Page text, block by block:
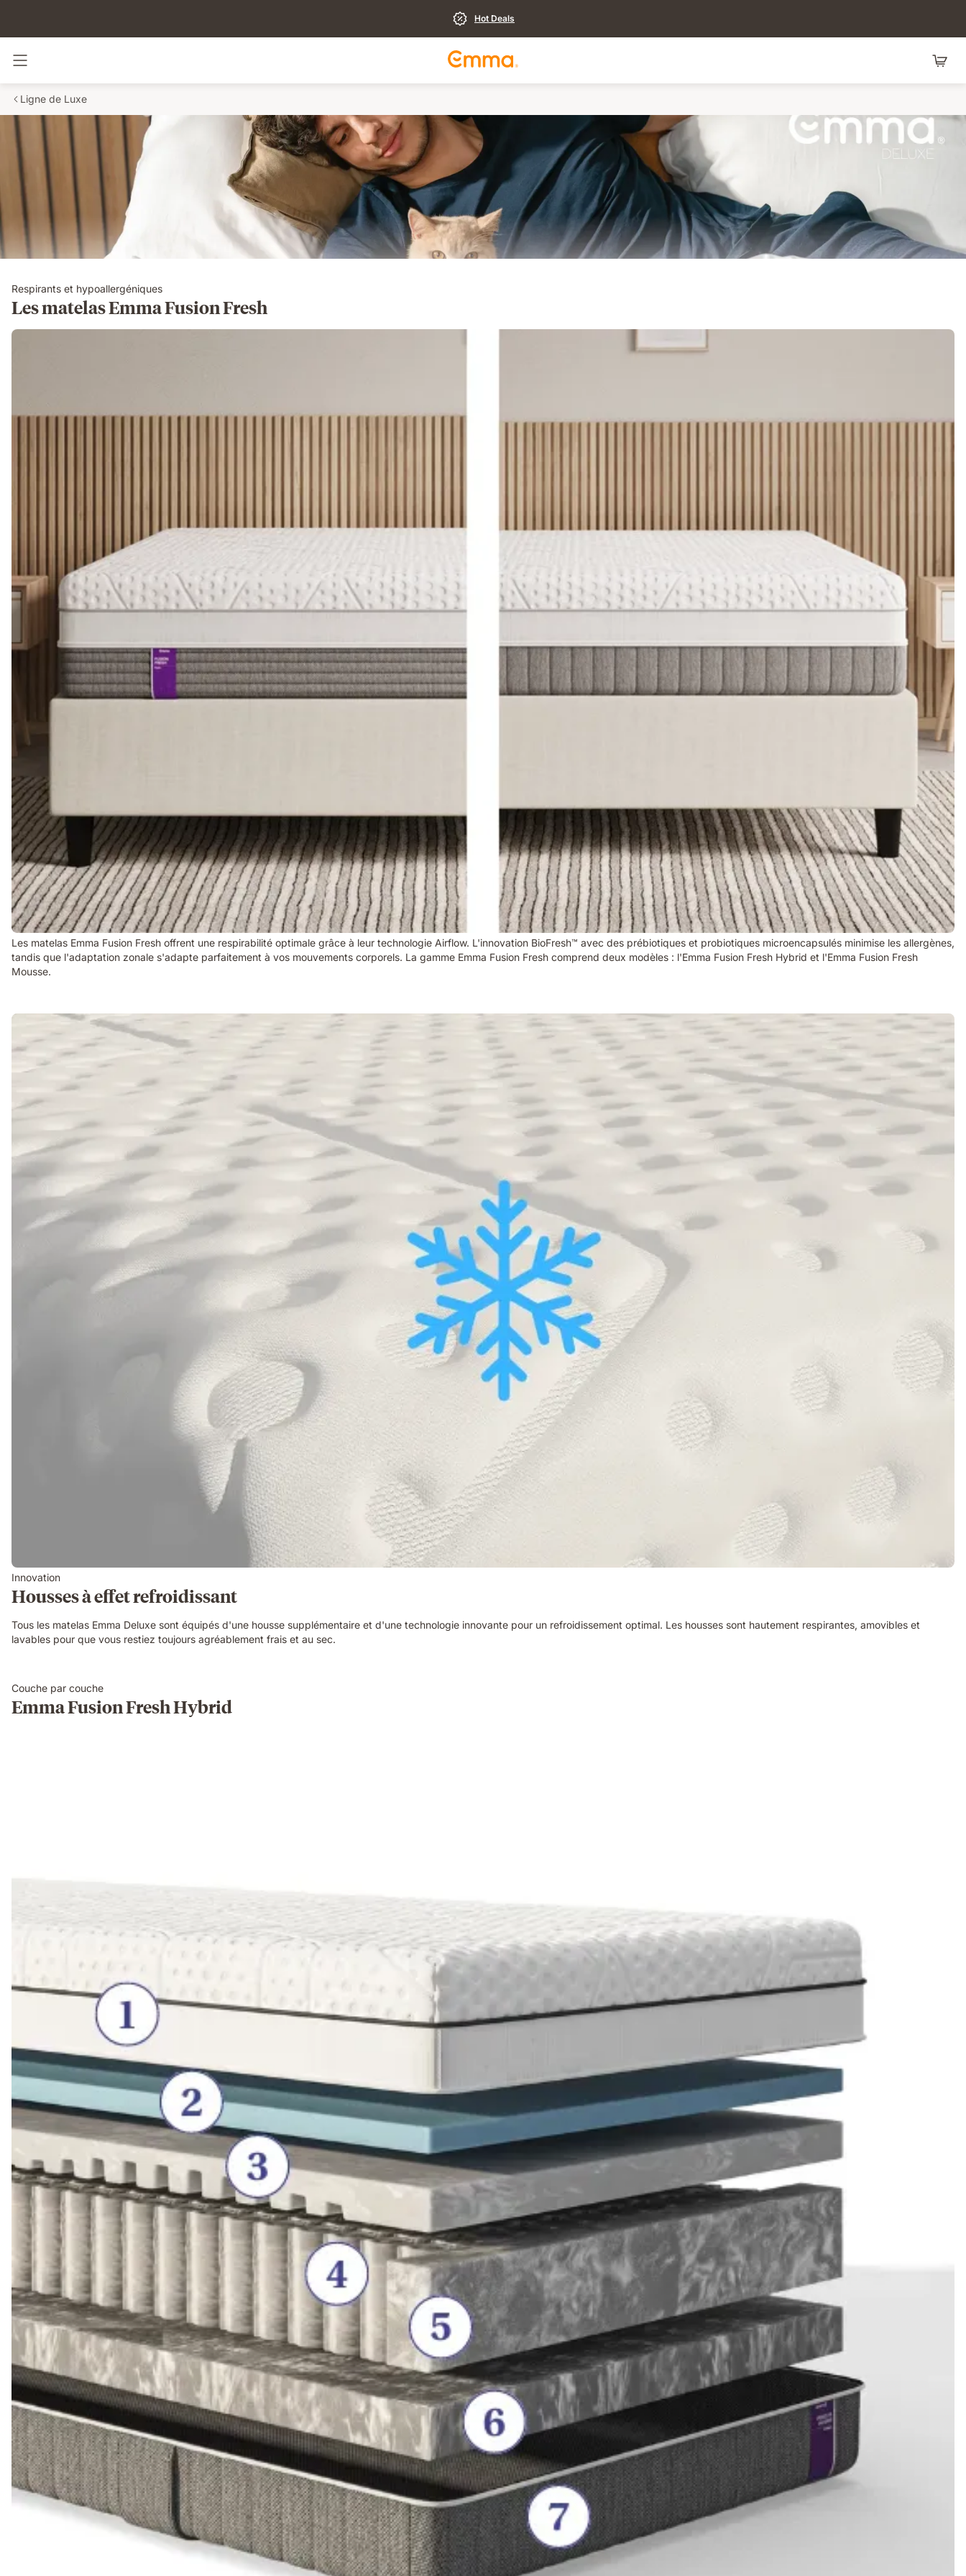
Hot Deals
Ligne de Luxe
Respirants et hypoallergéniques
Les matelas Emma Fusion Fresh
Les matelas Emma Fusion Fresh offrent une respirabilité optimale grâce à leur technologie Airflow. L'innovation BioFresh™ avec des prébiotiques et probiotiques microencapsulés minimise les allergènes,
tandis que l'adaptation zonale s'adapte parfaitement à vos mouvements corporels. La gamme Emma Fusion Fresh comprend deux modèles : l'Emma Fusion Fresh Hybrid et l'Emma Fusion Fresh
Mousse.
Innovation
Housses à effet refroidissant
Tous les matelas Emma Deluxe sont équipés d'une housse supplémentaire et d'une technologie innovante pour un refroidissement optimal. Les housses sont hautement respirantes, amovibles et
lavables pour que vous restiez toujours agréablement frais et au sec.
Couche par couche
Emma Fusion Fresh Hybrid